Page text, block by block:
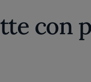
con